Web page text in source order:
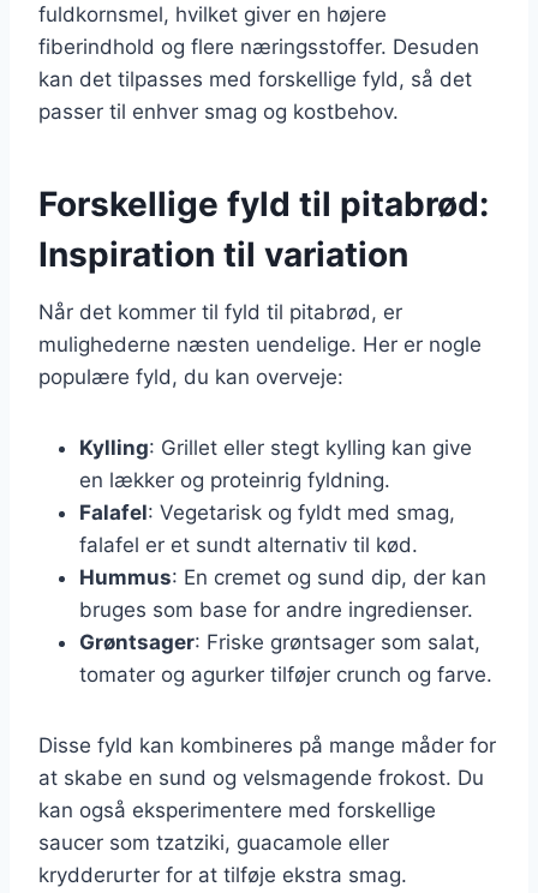
fuldkornsmel, hvilket giver en højere
fiberindhold og flere næringsstoffer. Desuden
kan det tilpasses med forskellige fyld, så det
passer til enhver smag og kostbehov.
Forskellige fyld til pitabrød:
Inspiration til variation
Når det kommer til fyld til pitabrød, er
mulighederne næsten uendelige. Her er nogle
populære fyld, du kan overveje:
Kylling: Grillet eller stegt kylling kan give
en lækker og proteinrig fyldning.
Falafel: Vegetarisk og fyldt med smag,
falafel er et sundt alternativ til kød.
Hummus: En cremet og sund dip, der kan
bruges som base for andre ingredienser.
Grøntsager: Friske grøntsager som salat,
tomater og agurker tilføjer crunch og farve.
Disse fyld kan kombineres på mange måder for
at skabe en sund og velsmagende frokost. Du
kan også eksperimentere med forskellige
saucer som tzatziki, guacamole eller
krydderurter for at tilføje ekstra smag.